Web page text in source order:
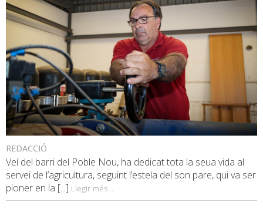
REDACCIÓ
Veí del barri del Poble Nou, ha dedicat tota la seua vida al
servei de l’agricultura, seguint l’estela del son pare, qui va ser
pioner en la [...] Llegir més...